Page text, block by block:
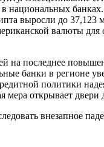
национальных
выросли до
валюты
на последнее
банки в регионе
политики
открывает двери
внезапное